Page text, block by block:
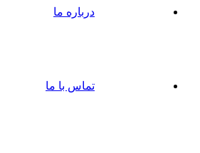
درباره ما
تماس با ما